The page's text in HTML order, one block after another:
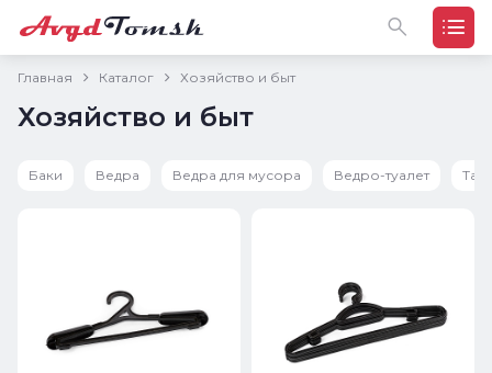
Главная Каталог Хозяйство и быт
Хозяйство и быт
Баки Ведра Ведра для мусора Ведро-туалет